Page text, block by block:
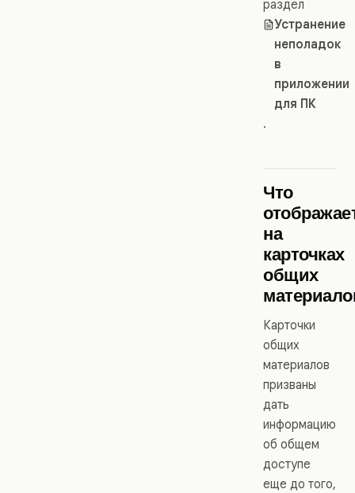
раздел
Устранение
неполадок
в
приложении
для ПК
.
Что
на
карточках
общих
Карточки
общих
материалов
призваны
дать
информацию
об общем
доступе
еще до того,